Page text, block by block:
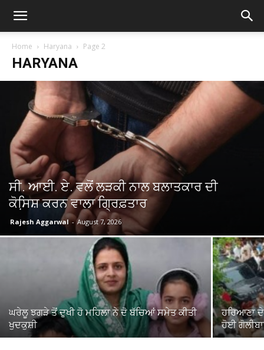
Home Haryana Page 2
HARYANA
ਸੀ. ਆਈ. ਏ. ਵਲੋਂ ਲੜਕੀ ਨਾਲ ਬਲਾਤਕਾਰ ਦੀ
ਕੋਸਿ਼ਸ਼ ਕਰਨ ਵਾਲਾ ਗ੍ਰਿਫ਼ਤਾਰ
Rajesh Aggarwal - August 7, 2026
ਘਰੇਲੂ ਝਗੜੇ ਤੋਂ ਦੁਖੀ ਹੋ ਮਹਿਲਾ ਨੇ ਦੋ ਬੱਚਿਆਂ ਸਮੇਤ ਕੀਤੀ
ਖੁਦਕੁਸ਼ੀ
ਹਰਿਆਣਾ
ਹੋਈ